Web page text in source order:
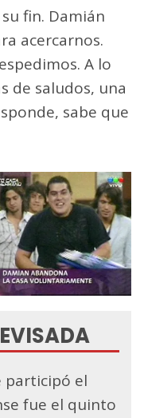
fin. Damián
acercarnos.
A lo
de saludos, una
sabe que
participó el
fue el quinto